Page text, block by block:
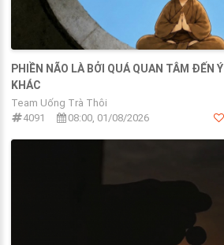
PHIỀN NÃO LÀ BỞI QUÁ QUAN TÂM ĐẾN
KHÁC
Team Uống Trà Thôi
4091
08:00, 01/08/2026